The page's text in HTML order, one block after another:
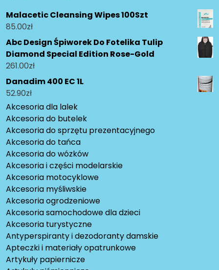
Malacetic Cleansing Wipes 100Szt
85.00zł
Abc Design Śpiworek Do Fotelika Tulip
Diamond Special Edition Rose-Gold
261.00zł
Danadim 400 EC 1L
52.90zł
Akcesoria dla lalek
Akcesoria do butelek
Akcesoria do sprzętu prezentacyjnego
Akcesoria do tańca
Akcesoria do wózków
Akcesoria i części modelarskie
Akcesoria motocyklowe
Akcesoria myśliwskie
Akcesoria ogrodzeniowe
Akcesoria samochodowe dla dzieci
Akcesoria turystyczne
Antyperspiranty i dezodoranty damskie
Apteczki i materiały opatrunkowe
Artykuły papiernicze